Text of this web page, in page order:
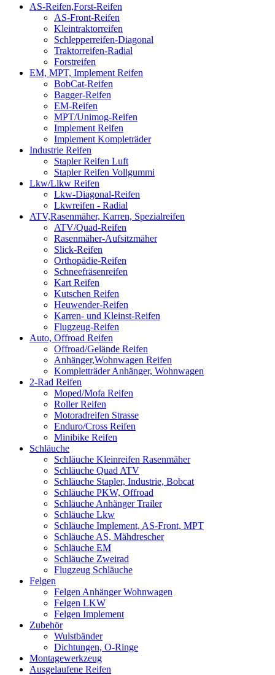
AS-Reifen,Forst-Reifen
AS-Front-Reifen
Kleintraktorreifen
Schlepperreifen-Diagonal
Traktorreifen-Radial
Forstreifen
EM, MPT, Implement Reifen
BobCat-Reifen
Bagger-Reifen
EM-Reifen
MPT/Unimog-Reifen
Implement Reifen
Implement Kompleträder
Industrie Reifen
Stapler Reifen Luft
Stapler Reifen Vollgummi
Lkw/Llkw Reifen
Lkw-Diagonal-Reifen
Lkwreifen - Radial
ATV,Rasenmäher, Karren, Spezialreifen
ATV/Quad-Reifen
Rasenmäher-Aufsitzmäher
Slick-Reifen
Orthopädie-Reifen
Schneefräsenreifen
Kart Reifen
Kutschen Reifen
Heuwender-Reifen
Karren- und Kleinst-Reifen
Flugzeug-Reifen
Auto, Offroad Reifen
Offroad/Gelände Reifen
Anhänger,Wohnwagen Reifen
Kompletträder Anhänger, Wohnwagen
2-Rad Reifen
Moped/Mofa Reifen
Roller Reifen
Motoradreifen Strasse
Enduro/Cross Reifen
Minibike Reifen
Schläuche
Schläuche Kleinreifen Rasenmäher
Schläuche Quad ATV
Schläuche Stapler, Industrie, Bobcat
Schläuche PKW, Offroad
Schläuche Anhänger Trailer
Schläuche Lkw
Schläuche Implement, AS-Front, MPT
Schläuche AS, Mähdrescher
Schläuche EM
Schläuche Zweirad
Flugzeug Schläuche
Felgen
Felgen Anhänger Wohnwagen
Felgen LKW
Felgen Implement
Zubehör
Wulstbänder
Dichtungen, O-Ringe
Montagewerkzeug
Ausgelaufene Reifen